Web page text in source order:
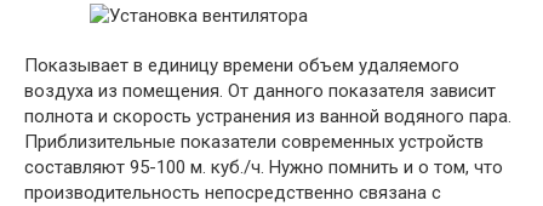
Показывает в единицу времени объем удаляемого
воздуха из помещения. От данного показателя зависит
полнота и скорость устранения из ванной водяного пара.
Приблизительные показатели современных устройств
составляют 95-100 м. куб./ч. Нужно помнить и о том, что
производительность непосредственно связана с